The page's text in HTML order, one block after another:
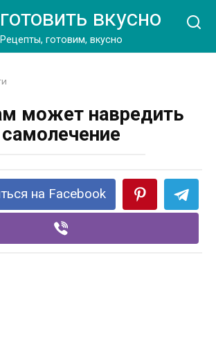
вкусно
Рецепты, готовим, вкусно
может навредить
самолечение
на Facebook